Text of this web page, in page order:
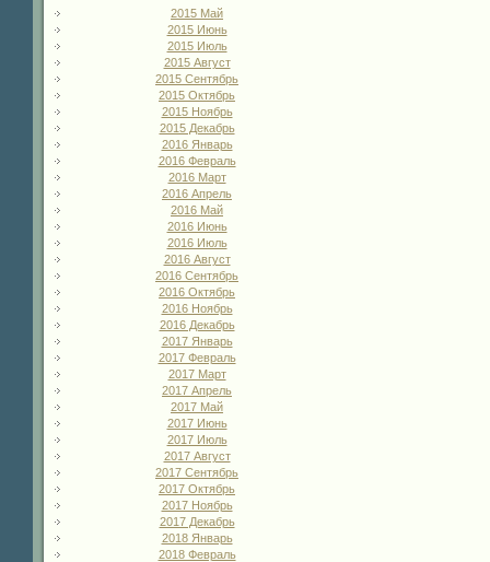
2015 Май
2015 Июнь
2015 Июль
2015 Август
2015 Сентябрь
2015 Октябрь
2015 Ноябрь
2015 Декабрь
2016 Январь
2016 Февраль
2016 Март
2016 Апрель
2016 Май
2016 Июнь
2016 Июль
2016 Август
2016 Сентябрь
2016 Октябрь
2016 Ноябрь
2016 Декабрь
2017 Январь
2017 Февраль
2017 Март
2017 Апрель
2017 Май
2017 Июнь
2017 Июль
2017 Август
2017 Сентябрь
2017 Октябрь
2017 Ноябрь
2017 Декабрь
2018 Январь
2018 Февраль